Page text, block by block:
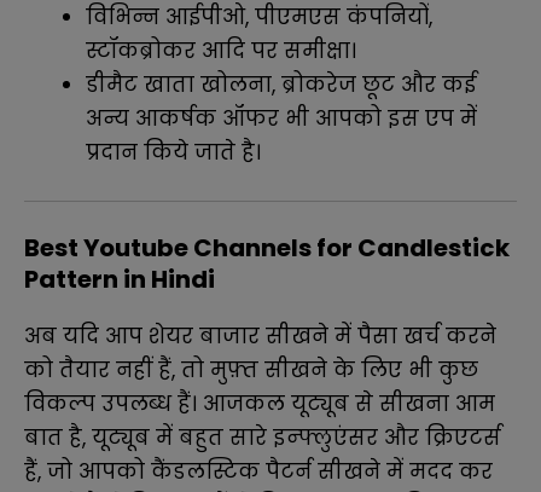
विभिन्न आईपीओ, पीएमएस कंपनियों,
स्टॉकब्रोकर आदि पर समीक्षा।
डीमैट खाता खोलना, ब्रोकरेज छूट और कई
अन्य आकर्षक ऑफर भी आपको इस एप में
प्रदान किये जाते है।
Best Youtube Channels for Candlestick
Pattern in Hindi
अब यदि आप शेयर बाजार सीखने में पैसा खर्च करने
को तैयार नहीं हैं, तो मुफ़्त सीखने के लिए भी कुछ
विकल्प उपलब्ध हैं। आजकल यूट्यूब से सीखना आम
बात है, यूट्यूब में बहुत सारे इन्फ्लुएंसर और क्रिएटर्स
हैं, जो आपको कैंडलस्टिक पैटर्न सीखने में मदद कर